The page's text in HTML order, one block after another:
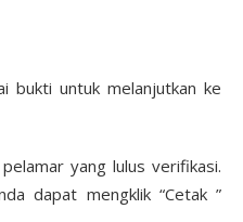
bukti untuk melanjutkan ke
yang lulus verifikasi.
dapat mengklik “Cetak ”